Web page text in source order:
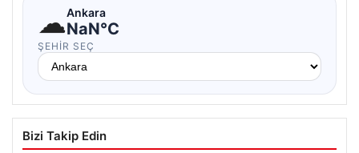
☁Ankara
NaN°C
ŞEHIR SEÇ
Bizi Takip Edin